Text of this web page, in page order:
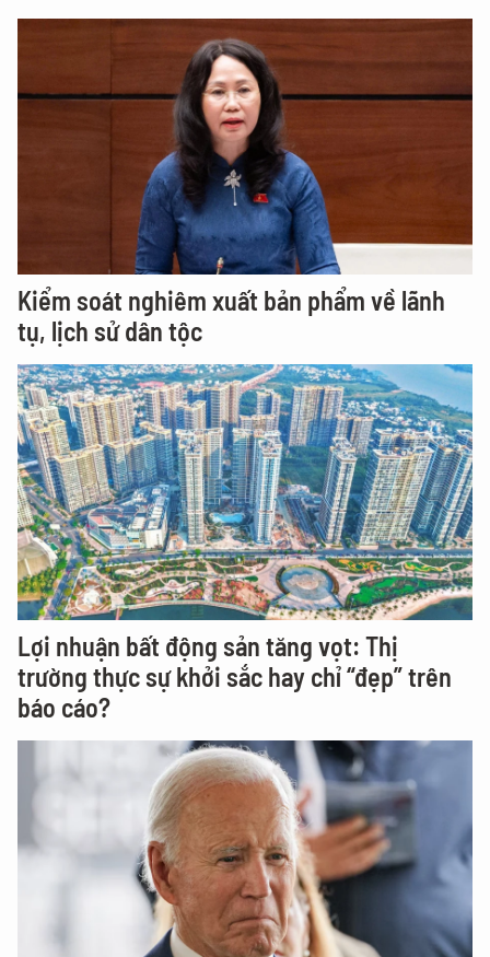
Kiểm soát nghiêm xuất bản phẩm về lãnh
tụ, lịch sử dân tộc
Lợi nhuận bất động sản tăng vọt: Thị
trường thực sự khởi sắc hay chỉ “đẹp” trên
báo cáo?